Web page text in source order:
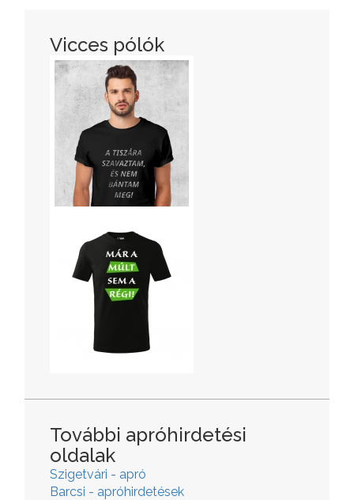
Vicces pólók
További apróhirdetési
oldalak
Szigetvári - apró
Barcsi - apróhirdetések